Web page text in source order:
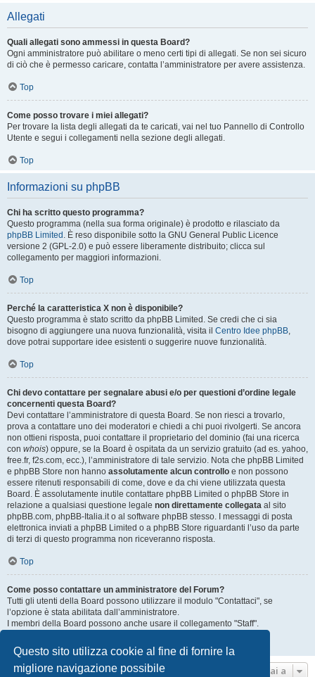
Questo sito utilizza cookie al fine di fornire la
migliore navigazione possibile
Allegati
Quali allegati sono ammessi in questa Board?
Ogni amministratore può abilitare o meno certi tipi di allegati. Se non sei sicuro
di ciò che è permesso caricare, contatta l’amministratore per avere assistenza.
Top
Come posso trovare i miei allegati?
Per trovare la lista degli allegati da te caricati, vai nel tuo Pannello di Controllo
Utente e segui i collegamenti nella sezione degli allegati.
Top
Informazioni su phpBB
Chi ha scritto questo programma?
Questo programma (nella sua forma originale) è prodotto e rilasciato da
phpBB Limited . È reso disponibile sotto la GNU General Public Licence
versione 2 (GPL-2.0) e può essere liberamente distribuito; clicca sul
collegamento per maggiori informazioni.
Top
Perché la caratteristica X non è disponibile?
Questo programma è stato scritto da phpBB Limited. Se credi che ci sia
bisogno di aggiungere una nuova funzionalità, visita il Centro Idee phpBB,
dove potrai supportare idee esistenti o suggerire nuove funzionalità.
Top
Chi devo contattare per segnalare abusi e/o per questioni d’ordine legale
concernenti questa Board?
Devi contattare l’amministratore di questa Board. Se non riesci a trovarlo,
prova a contattare uno dei moderatori e chiedi a chi puoi rivolgerti. Se ancora
non ottieni risposta, puoi contattare il proprietario del dominio (fai una ricerca
con whois) oppure, se la Board è ospitata da un servizio gratuito (ad es. yahoo,
free.fr, f2s.com, ecc.), l’amministratore di tale servizio. Nota che phpBB Limited
e phpBB Store non hanno assolutamente alcun controllo e non possono
essere ritenuti responsabili di come, dove e da chi viene utilizzata questa
Board. È assolutamente inutile contattare phpBB Limited o phpBB Store in
relazione a qualsiasi questione legale non direttamente collegata al sito
phpBB.com, phpBB-Italia.it o al software phpBB stesso. I messaggi di posta
elettronica inviati a phpBB Limited o a phpBB Store riguardanti l’uso da parte
di terzi di questo programma non riceveranno risposta.
Top
Come posso contattare un amministratore del Forum?
Tutti gli utenti della Board possono utilizzare il modulo "Contattaci", se
l’opzione è stata abilitata dall’amministratore.
I membri della Board possono anche usare il collegamento "Staff".
Top
Vai a